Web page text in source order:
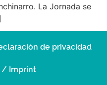
La Jornada se
de privacidad
/ Imprint